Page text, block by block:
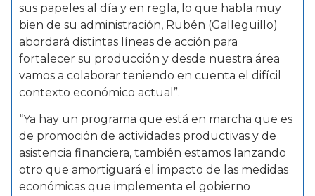
sus papeles al día y en regla, lo que habla muy
bien de su administración, Rubén (Galleguillo)
abordará distintas líneas de acción para
fortalecer su producción y desde nuestra área
vamos a colaborar teniendo en cuenta el difícil
contexto económico actual”.
“Ya hay un programa que está en marcha que es
de promoción de actividades productivas y de
asistencia financiera, también estamos lanzando
otro que amortiguará el impacto de las medidas
económicas que implementa el gobierno